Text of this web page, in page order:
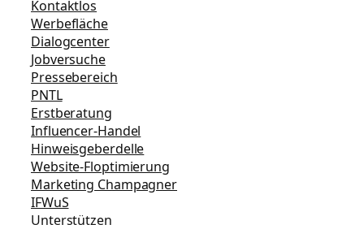
Kontaktlos
Werbefläche
Dialogcenter
Jobversuche
Pressebereich
PNTL
Erstberatung
Influencer-Handel
Hinweisgeberdelle
Website-Floptimierung
Marketing Champagner
IFWuS
Unterstützen